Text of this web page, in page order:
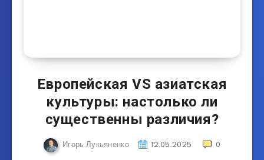
Европейская VS азиатская
культуры: настолько ли
существенны различия?
Игорь Лукьяненко 12.05.2025 0